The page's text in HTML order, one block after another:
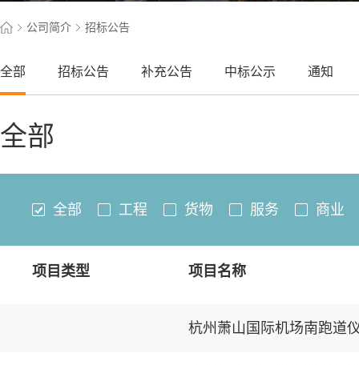
公司简介 招标公告
全部 招标公告 补充公告 中标公示 通知
全部
全部 工程 货物 服务 商业
项目类型 项目名称